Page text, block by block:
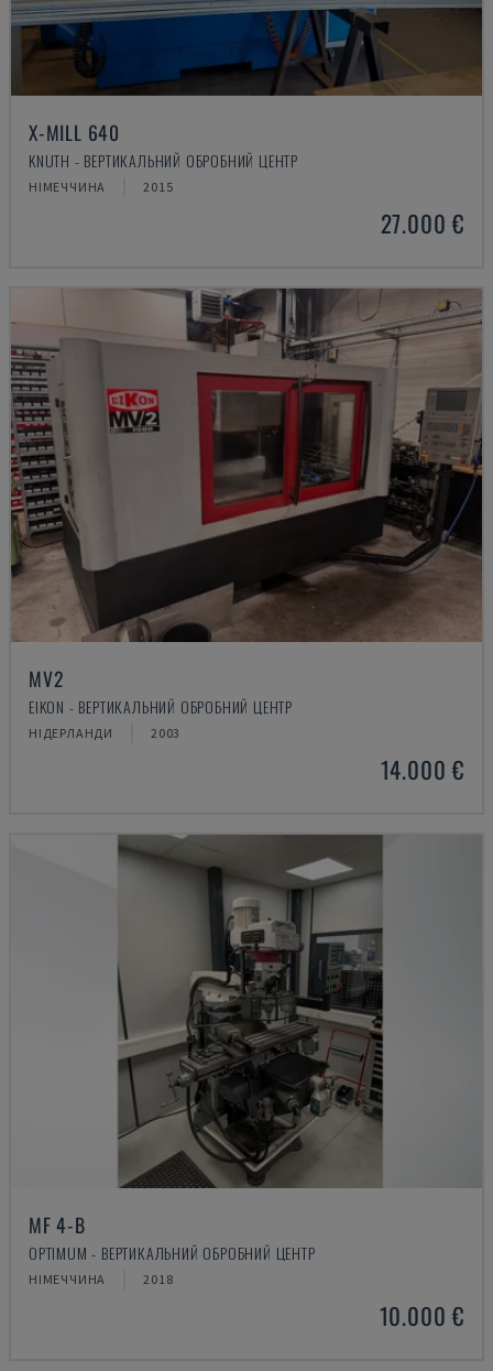
X-MILL 640
KNUTH - ВЕРТИКАЛЬНИЙ ОБРОБНИЙ ЦЕНТР
НІМЕЧЧИНА 2015
27.000 €
MV2
EIKON - ВЕРТИКАЛЬНИЙ ОБРОБНИЙ ЦЕНТР
НІДЕРЛАНДИ 2003
14.000 €
MF 4-B
OPTIMUM - ВЕРТИКАЛЬНИЙ ОБРОБНИЙ ЦЕНТР
НІМЕЧЧИНА 2018
10.000 €